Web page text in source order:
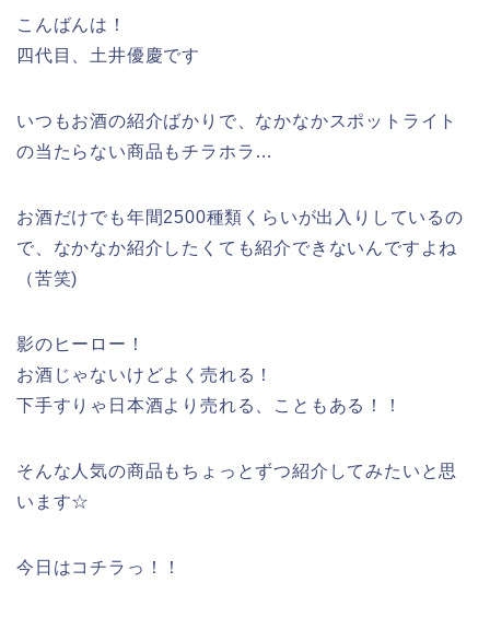
こんばんは！
四代目、土井優慶です
いつもお酒の紹介ばかりで、なかなかスポットライト
の当たらない商品もチラホラ…
お酒だけでも年間2500種類くらいが出入りしているの
で、なかなか紹介したくても紹介できないんですよね
（苦笑)
影のヒーロー！
お酒じゃないけどよく売れる！
下手すりゃ日本酒より売れる、こともある！！
そんな人気の商品もちょっとずつ紹介してみたいと思
います☆
今日はコチラっ！！